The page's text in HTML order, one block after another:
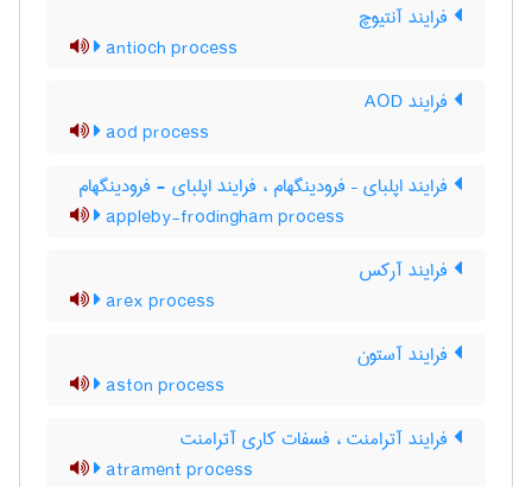
فرایند آنتیوچ
antioch process
فرایند AOD
aod process
فرایند اپلبای – فرودینگهام ، فرایند اپلبای - فرودینگهام
appleby-frodingham process
فرایند آرکس
arex process
فرایند آستون
aston process
فرایند آترامنت ، فسفات کاری آترامنت
atrament process